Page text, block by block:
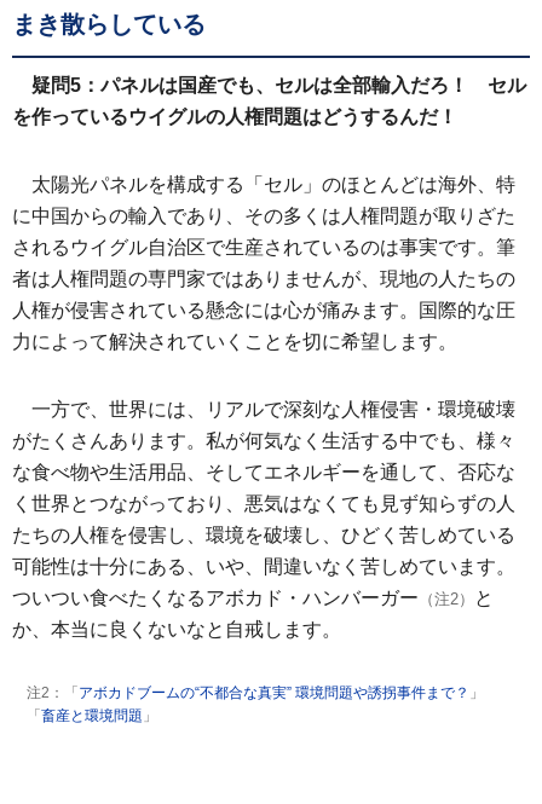
まき散らしている
疑問5：パネルは国産でも、セルは全部輸入だろ！ セル
を作っているウイグルの人権問題はどうするんだ！
太陽光パネルを構成する「セル」のほとんどは海外、特
に中国からの輸入であり、その多くは人権問題が取りざた
されるウイグル自治区で生産されているのは事実です。筆
者は人権問題の専門家ではありませんが、現地の人たちの
人権が侵害されている懸念には心が痛みます。国際的な圧
力によって解決されていくことを切に希望します。
一方で、世界には、リアルで深刻な人権侵害・環境破壊
がたくさんあります。私が何気なく生活する中でも、様々
な食べ物や生活用品、そしてエネルギーを通して、否応な
く世界とつながっており、悪気はなくても見ず知らずの人
たちの人権を侵害し、環境を破壊し、ひどく苦しめている
可能性は十分にある、いや、間違いなく苦しめています。
ついつい食べたくなるアボカド・ハンバーガー （注2）
と
か、本当に良くないなと自戒します。
注2：「 アボカドブームの“不都合な真実” 環境問題や誘拐事件まで？ 」
「 畜産と環境問題 」